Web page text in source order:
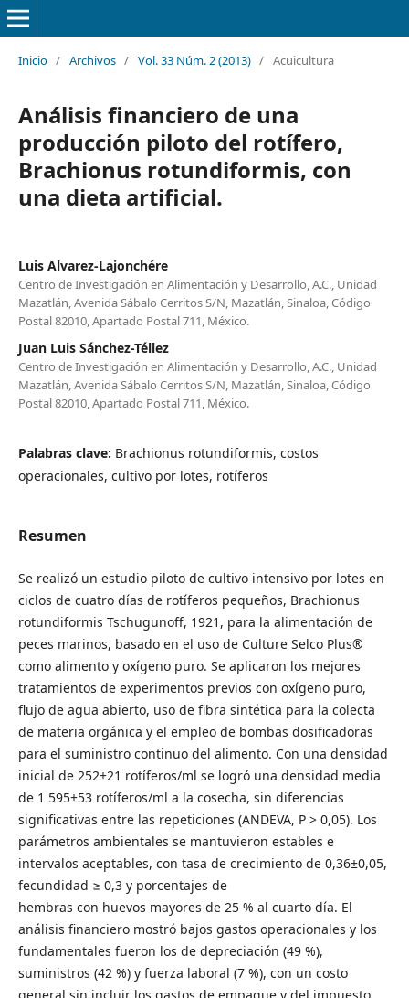
Inicio / Archivos / Vol. 33 Núm. 2 (2013) / Acuicultura
Análisis financiero de una
producción piloto del rotífero,
Brachionus rotundiformis, con
una dieta artificial.
Luis Alvarez-Lajonchére
Centro de Investigación en Alimentación y Desarrollo, A.C., Unidad
Mazatlán, Avenida Sábalo Cerritos S/N, Mazatlán, Sinaloa, Código
Postal 82010, Apartado Postal 711, México.
Juan Luis Sánchez-Téllez
Centro de Investigación en Alimentación y Desarrollo, A.C., Unidad
Mazatlán, Avenida Sábalo Cerritos S/N, Mazatlán, Sinaloa, Código
Postal 82010, Apartado Postal 711, México.
Palabras clave: Brachionus rotundiformis, costos
operacionales, cultivo por lotes, rotíferos
Resumen
Se realizó un estudio piloto de cultivo intensivo por lotes en
ciclos de cuatro días de rotíferos pequeños, Brachionus
rotundiformis Tschugunoff, 1921, para la alimentación de
peces marinos, basado en el uso de Culture Selco Plus®
como alimento y oxígeno puro. Se aplicaron los mejores
tratamientos de experimentos previos con oxígeno puro,
flujo de agua abierto, uso de fibra sintética para la colecta
de materia orgánica y el empleo de bombas dosificadoras
para el suministro continuo del alimento. Con una densidad
inicial de 252±21 rotíferos/ml se logró una densidad media
de 1 595±53 rotíferos/ml a la cosecha, sin diferencias
significativas entre las repeticiones (ANDEVA, P > 0,05). Los
parámetros ambientales se mantuvieron estables e
intervalos aceptables, con tasa de crecimiento de 0,36±0,05,
fecundidad ≥ 0,3 y porcentajes de
hembras con huevos mayores de 25 % al cuarto día. El
análisis financiero mostró bajos gastos operacionales y los
fundamentales fueron los de depreciación (49 %),
suministros (42 %) y fuerza laboral (7 %), con un costo